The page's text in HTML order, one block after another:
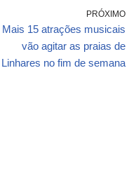
PRÓXIMO
Mais 15 atrações musicais
vão agitar as praias de
Linhares no fim de semana